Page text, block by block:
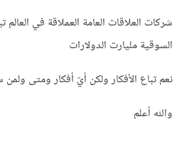
شركات العلاقات العامة العملاقة في العالم
السوقية مليارت الدولارات
نعم تباع الأفكار ولكن أيّ أفكار ومتى
والله أعلم